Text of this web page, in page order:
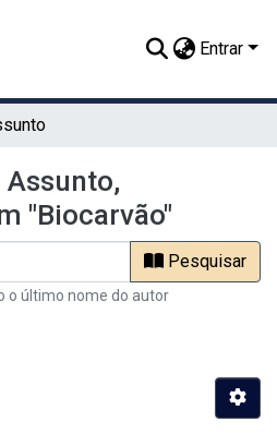
Entrar
Assunto,
"Biocarvão"
Pesquisar
o último nome do autor